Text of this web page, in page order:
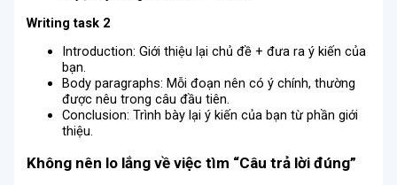
Writing task 2
Introduction: Giới thiệu lại chủ đề + đưa ra ý kiến ​​của
bạn.
Body paragraphs: Mỗi đoạn nên có ý chính, thường
được nêu trong câu đầu tiên.
Conclusion: Trình bày lại ý kiến ​​của bạn từ phần giới
thiệu.
Không nên lo lắng về việc tìm “Câu trả lời đúng”